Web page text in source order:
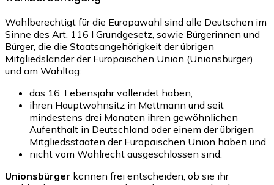
Wahlberechtigt für die Europawahl sind alle Deutschen im
Sinne des Art. 116 I Grundgesetz, sowie Bürgerinnen und
Bürger, die die Staatsangehörigkeit der übrigen
Mitgliedsländer der Europäischen Union (Unionsbürger)
und am Wahltag:
das 16. Lebensjahr vollendet haben,
ihren Hauptwohnsitz in Mettmann und seit
mindestens drei Monaten ihren gewöhnlichen
Aufenthalt in Deutschland oder einem der übrigen
Mitgliedsstaaten der Europäischen Union haben und
nicht vom Wahlrecht ausgeschlossen sind.
Unionsbürger können frei entscheiden, ob sie ihr